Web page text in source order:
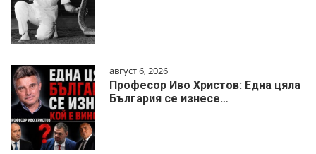
август 6, 2026
Професор Иво Христов: Една цяла
България се изнесе…